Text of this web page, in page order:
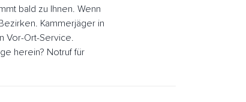
bald zu Ihnen. Wenn
Kammerjäger in
Vor-Ort-Service.
herein? Notruf für